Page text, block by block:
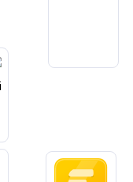
داریم آینده بازار
را در اولویت قرار
سمت تحقق این چشم‌انداز